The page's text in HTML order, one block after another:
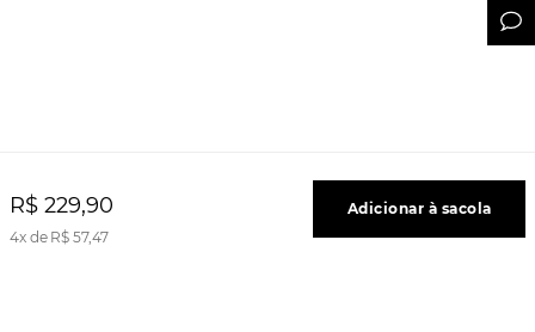
R$ 229,90
4 R$ 57,47
Adicionar à sacola